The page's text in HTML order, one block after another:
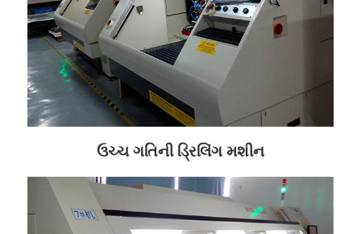
ઉચ્ચ ગતિની ડ્રિલિંગ મશીન